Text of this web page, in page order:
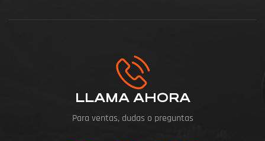
LLAMA AHORA
Para ventas, dudas o preguntas